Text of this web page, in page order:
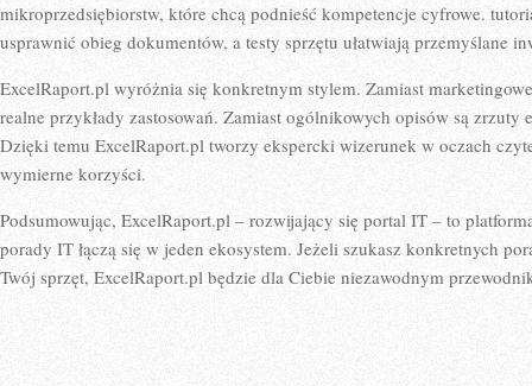
mikroprzedsiębiorstw, które chcą podnieść kompetencje cyfrowe.
usprawnić obieg dokumentów, a testy sprzętu ułatwiają przemyślane
ExcelRaport.pl wyróżnia się konkretnym stylem. Zamiast
realne przykłady zastosowań. Zamiast ogólnikowych opisów są
Dzięki temu ExcelRaport.pl tworzy ekspercki wizerunek w oczach
wymierne korzyści.
Podsumowując, ExcelRaport.pl – rozwijający się portal IT – to
porady IT łączą się w jeden ekosystem. Jeżeli szukasz konkretnych
Twój sprzęt, ExcelRaport.pl będzie dla Ciebie niezawodnym